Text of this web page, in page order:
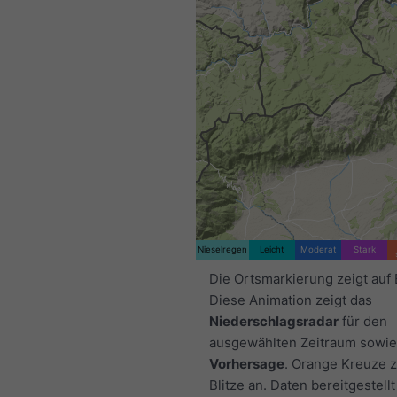
Nieselregen Leicht Moderat Stark
Die Ortsmarkierung zeigt auf
Diese Animation zeigt das
Niederschlagsradar für den
ausgewählten Zeitraum
Vorhersage. Orange Kreuze
Blitze an. Daten